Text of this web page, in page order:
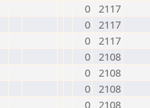
0 2117
0 2117
0 2117
0 2108
0 2108
0 2108
0 2108